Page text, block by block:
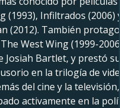
(1993), Infiltrados (2006)
(2012). También
West Wing (1999-
Josiah Bartlet, y prestó su
en la trilogía de
del cine y la
activamente en la